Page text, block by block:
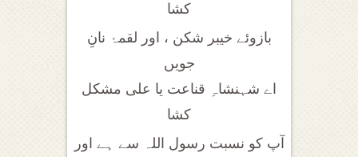
کشا
بازوئے خیبر شکن ، اور لقمۂ نانِ
جویں
اے شہنشاہِ قناعت یا علی مشکل
کشا
آپ کو نسبت رسول اللہ سے ہے اور